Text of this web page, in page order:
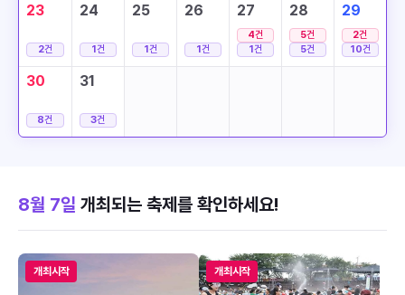
23
2건
24
1건
25
1건
26
1건
27
4건
1건
28
5건
5건
29
2건
10건
30
8건
31
3건
8월 7일 개최되는 축제를 확인하세요!
개최시작 개최시작